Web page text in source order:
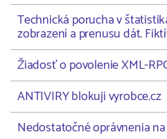
Technická porucha v
zobrazení a prenusu dát.
Žiadosť o povolenie XML-
ANTIVIRY blokuji vyrobce.cz
Nedostatočné oprávnenia